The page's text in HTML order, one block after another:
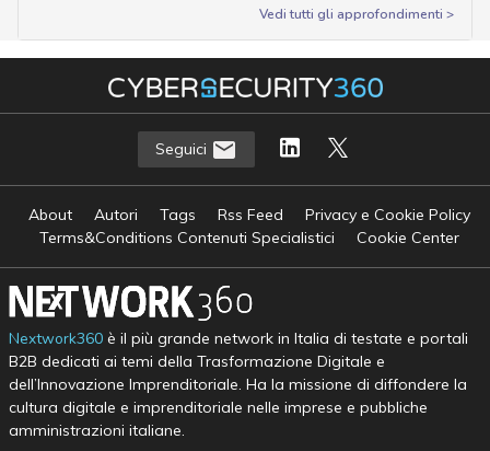
Vedi tutti gli approfondimenti >
Seguici
About Autori Tags Rss Feed
Privacy e Cookie Policy
Terms&Conditions Contenuti Specialistici
Cookie Center
Nextwork360è il più grande network in Italia di testate e portali
B2B dedicati ai temi della Trasformazione Digitale e
dell’Innovazione Imprenditoriale. Ha la missione di diffondere la
cultura digitale e imprenditoriale nelle imprese e pubbliche
amministrazioni italiane.